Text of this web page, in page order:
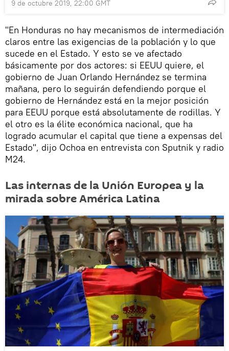
9 de octubre 2019, 22:00 GMT
"En Honduras no hay mecanismos de intermediación
claros entre las exigencias de la población y lo que
sucede en el Estado. Y esto se ve afectado
básicamente por dos actores: si EEUU quiere, el
gobierno de Juan Orlando Hernández se termina
mañana, pero lo seguirán defendiendo porque el
gobierno de Hernández está en la mejor posición
para EEUU porque está absolutamente de rodillas. Y
el otro es la élite económica nacional, que ha
logrado acumular el capital que tiene a expensas del
Estado", dijo Ochoa en entrevista con Sputnik y radio
M24.
Las internas de la Unión Europea y la
mirada sobre América Latina